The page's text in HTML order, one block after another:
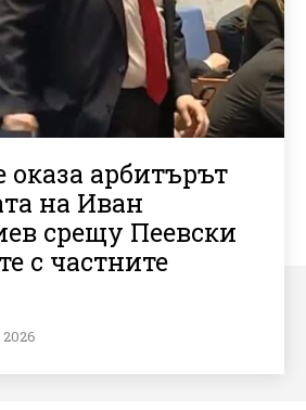
оказа арбитърът
на Иван
срещу Пеевски
с частните